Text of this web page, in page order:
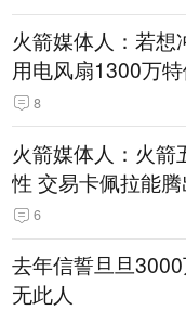
火箭媒体人：若想
用电风扇1300万
8
火箭媒体人：火箭
性 交易卡佩拉能
6
去年信誓旦旦
无此人